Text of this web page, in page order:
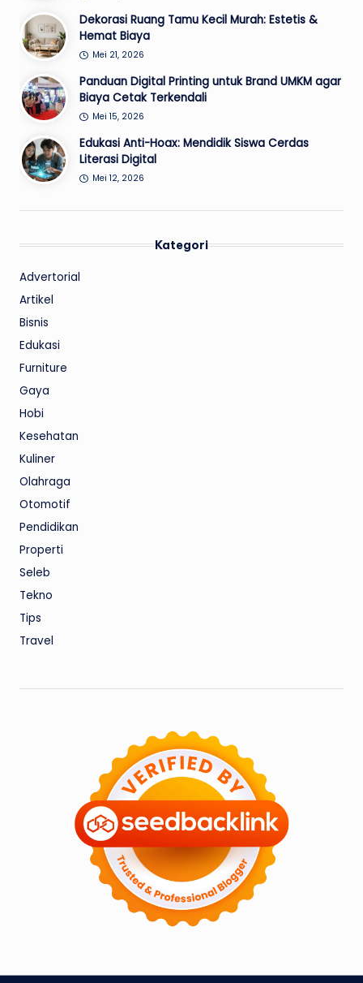
Dekorasi Ruang Tamu Kecil Murah: Estetis &
Hemat Biaya
Mei 21, 2026
Panduan Digital Printing untuk Brand UMKM agar
Biaya Cetak Terkendali
Mei 15, 2026
Edukasi Anti-Hoax: Mendidik Siswa Cerdas
Literasi Digital
Mei 12, 2026
Kategori
Advertorial
Artikel
Bisnis
Edukasi
Furniture
Gaya
Hobi
Kesehatan
Kuliner
Olahraga
Otomotif
Pendidikan
Properti
Seleb
Tekno
Tips
Travel